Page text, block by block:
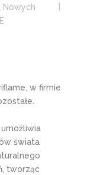
Nowych
w firmie
świata
tworząc